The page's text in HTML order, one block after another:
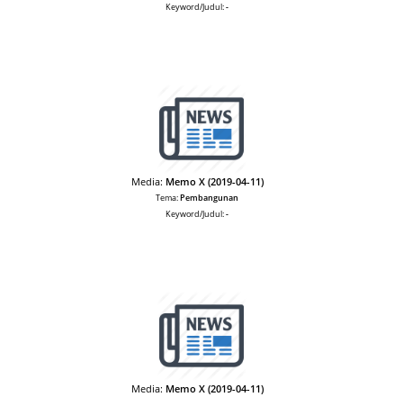
Keyword/Judul:-
Media: Memo X (2019-04-11)
Tema:Pembangunan
Keyword/Judul:-
Media: Memo X (2019-04-11)